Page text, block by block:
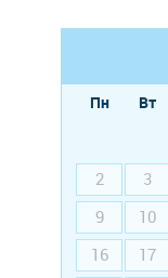
Пн Вт
2
3
9
10
16
17